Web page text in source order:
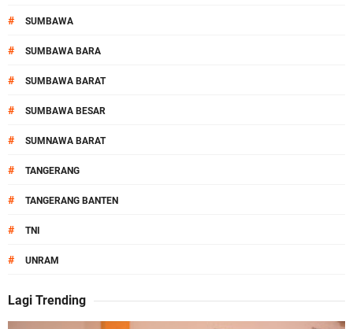
# SUMBAWA
# SUMBAWA BARA
# SUMBAWA BARAT
# SUMBAWA BESAR
# SUMNAWA BARAT
# TANGERANG
# TANGERANG BANTEN
# TNI
# UNRAM
Lagi Trending